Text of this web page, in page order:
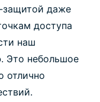
защитой даже
доступа
наш
. Это небольшое
отлично